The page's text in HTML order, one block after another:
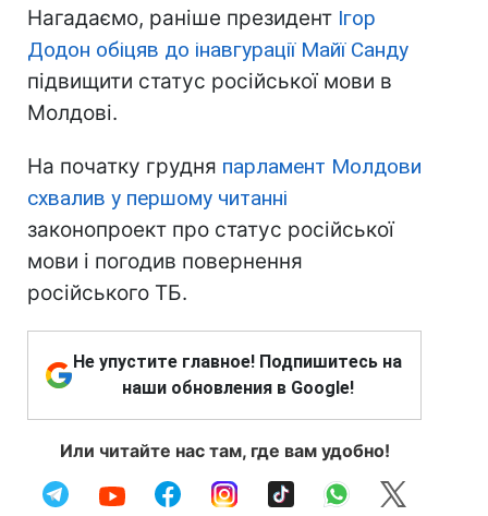
Нагадаємо, раніше президент Ігор
Додон обіцяв до інавгурації Майї Санду
підвищити статус російської мови в
Молдові.
На початку грудня парламент Молдови
схвалив у першому читанні
законопроект про статус російської
мови і погодив повернення
російського ТБ.
Не упустите главное! Подпишитесь на
наши обновления в Google!
Или читайте нас там, где вам удобно!